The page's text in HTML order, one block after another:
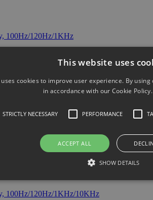
test frequencies…
count, dual …
This website uses
cookies to improve user experience. By
in accordance with our Cookie Policy.
STRICTLY NECESSARY PERFORMANCE
ACCEPT ALL
SHOW DETAILS